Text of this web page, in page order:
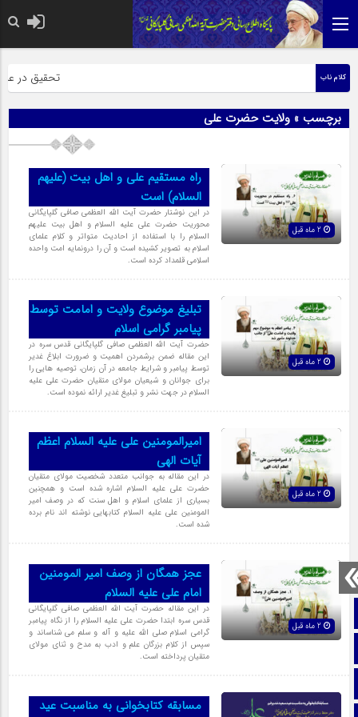
صفحه نخست
کلام ناب تحقیق در
برچسب » ولایت حضرت علی
راه مستقیم علی و اهل بیت (علیهم
السلام) است
در این نوشتار حضرت آیت الله العظمی صافی گلپایگانی
محوریت حضرت علی علیه السلام و اهل بیت علیهم
السلام را با استفاده از احادیث متواتر و کلام علمای
اسلام به تصویر کشیده است و آن را درونمایه امت واحده
اسلامی قلمداد کرده است.
تبلیغ موضوع ولایت و امامت توسط
پیامبر گرامی اسلام
حضرت آیت الله العظمی صافی گلپایگانی قدس سره در
این مقاله ضمن برشمردن اهمیت و ضرورت ابلاغ غدیر
توسط پیامبر و شرایط جامعه در آن زمان، توصیه هایی را
برای جوانان و شیعیان مولای متقیان حضرت علی علیه
السلام در جهت نشر و تبلیغ غدیر ارائه نموده است.
امیرالمومنین علی علیه السلام اعظم
آیات الهی
در این مقاله به جوانب متعدد شخصیت مولای متقیان
حضرت علی علیه السلام اشاره شده است و همچنین
بسیاری از علمای اسلام و اهل سنت که در وصف امیر
المومنین علی علیه السلام کتابهایی نوشته اند نام برده
شده است.
عجز همگان از وصف امیر المومنین
امام علی علیه السلام
در این مقاله حضرت آیت الله العظمی صافی گلپایگانی
قدس سره ابتدا حضرت علی علیه السلام را از نگاه پیامبر
گرامی اسلام صلی الله علیه و آله و سلم می شناساند و
سپس از کلام بزرگان علم و ادب به مدح و ثنای مولای
متقیان پرداخته است.
مسابقه کتابخوانی به مناسبت عید